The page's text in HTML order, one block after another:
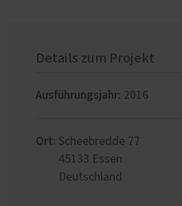
Details zum Projekt
Ausführungsjahr: 2016
Ort: Scheebredde 77
45133 Essen
Deutschland